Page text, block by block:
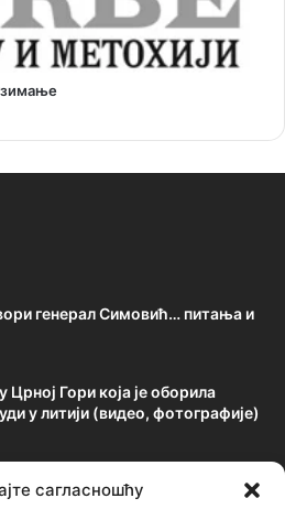
сагласношћу
генерал Симовић… питања и
Црној Гори која је оборила
у литији (видео, фотографије)
у Јасеновцу